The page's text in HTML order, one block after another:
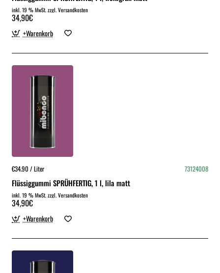
inkl. 19 % MwSt. zzgl. Versandkosten
34,90€
+Warenkorb
€34.90 / Liter 73124008
Flüssiggummi SPRÜHFERTIG, 1 l, lila matt
inkl. 19 % MwSt. zzgl. Versandkosten
34,90€
+Warenkorb